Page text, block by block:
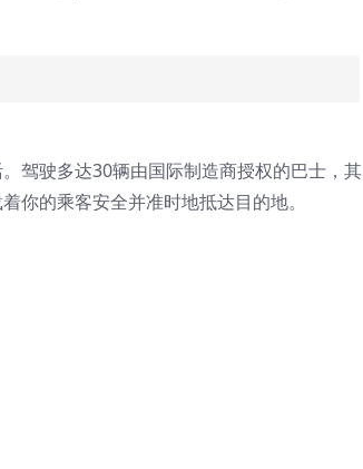
驾驶多达30辆由国际制造商授权的巴士，其
你的乘客安全并准时地抵达目的地。